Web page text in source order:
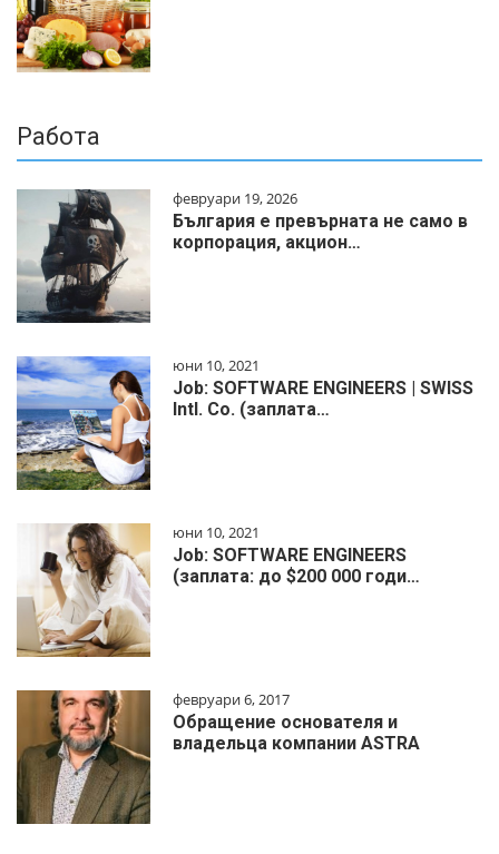
Работа
февруари 19, 2026
България е превърната не само в
корпорация, акцион…
юни 10, 2021
Job: SOFTWARE ENGINEERS | SWISS
Intl. Co. (заплата…
юни 10, 2021
Job: SOFTWARE ENGINEERS
(заплата: до $200 000 годи…
февруари 6, 2017
Обращение основателя и
владельца компании ASTRA